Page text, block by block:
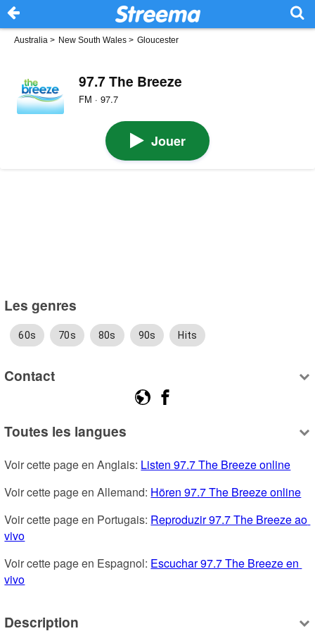
Australia > New South Wales > Gloucester
97.7 The Breeze
FM · 97.7
Jouer
Les genres
60s 70s 80s 90s Hits
Contact
Toutes les langues
Voir cette page en Anglais: Listen 97.7 The Breeze online
Voir cette page en Allemand: Hören 97.7 The Breeze online
Voir cette page en Portugais: Reproduzir 97.7 The Breeze ao
vivo
Voir cette page en Espagnol: Escuchar 97.7 The Breeze en
vivo
Description